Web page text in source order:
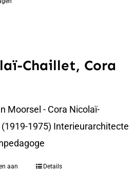
Chaillet, Cora
Moorsel - Cora Nicolaï-
1975) Interieurarchitecte
aan
Details